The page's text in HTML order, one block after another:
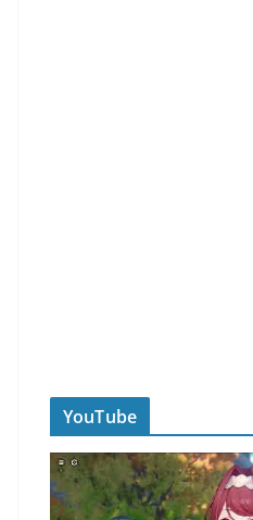
YouTube